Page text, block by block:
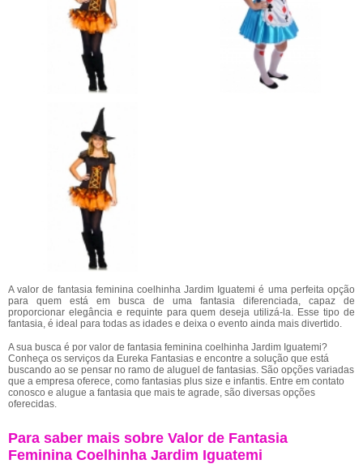
A valor de fantasia feminina coelhinha Jardim Iguatemi é uma perfeita opção
para quem está em busca de uma fantasia diferenciada, capaz de
proporcionar elegância e requinte para quem deseja utilizá-la. Esse tipo de
fantasia, é ideal para todas as idades e deixa o evento ainda mais divertido.
A sua busca é por valor de fantasia feminina coelhinha Jardim Iguatemi?
Conheça os serviços da Eureka Fantasias e encontre a solução que está
buscando ao se pensar no ramo de aluguel de fantasias. São opções variadas
que a empresa oferece, como fantasias plus size e infantis. Entre em contato
conosco e alugue a fantasia que mais te agrade, são diversas opções
oferecidas.
Para saber mais sobre Valor de Fantasia
Feminina Coelhinha Jardim Iguatemi